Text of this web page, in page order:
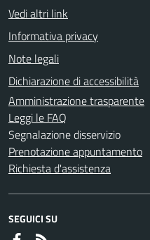
Vedi altri link
Informativa privacy
Note legali
Dichiarazione di accessibilità
Amministrazione trasparente
Leggi le FAQ
Segnalazione disservizio
Prenotazione appuntamento
Richiesta d'assistenza
SEGUICI SU